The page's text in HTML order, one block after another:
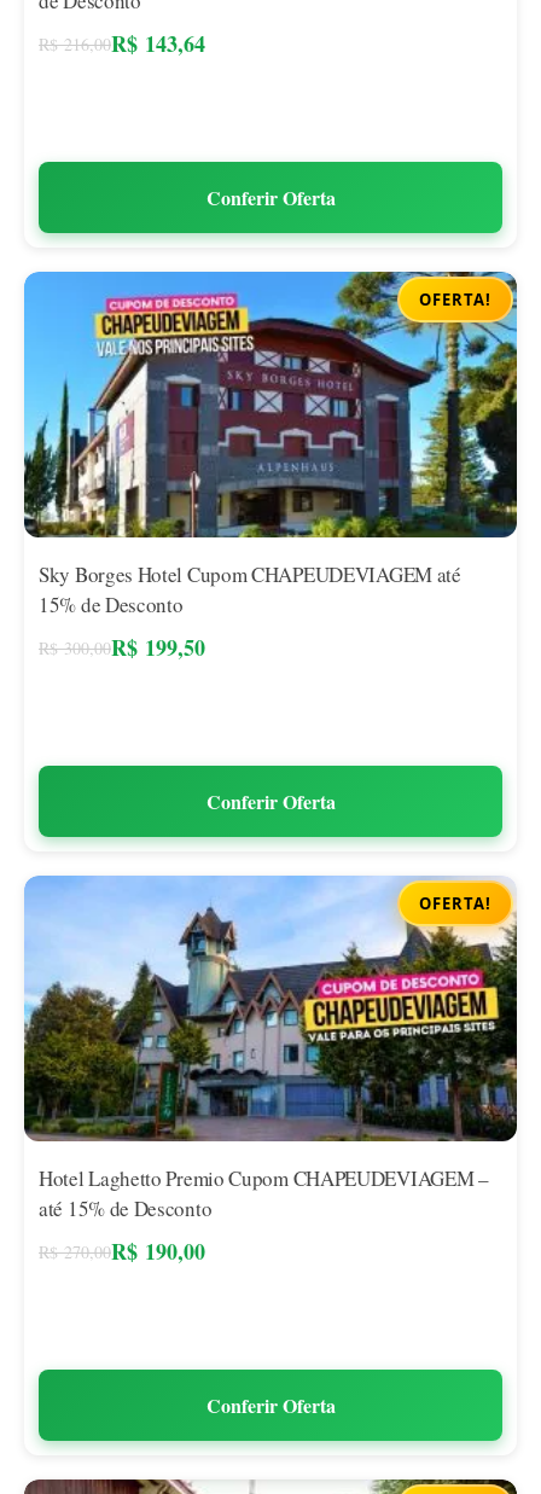
R$216,00R$ 143,64
Conferir Oferta
OFERTA!
Sky Borges Hotel Cupom CHAPEUDEVIAGEM até
15% de Desconto
R$300,00R$ 199,50
Conferir Oferta
OFERTA!
Hotel Laghetto Premio Cupom CHAPEUDEVIAGEM –
até 15% de Desconto
R$270,00R$ 190,00
Conferir Oferta